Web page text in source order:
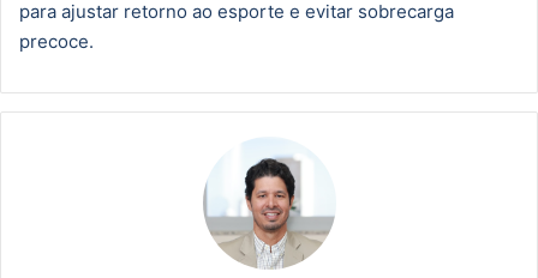
para ajustar retorno ao esporte e evitar sobrecarga
precoce.